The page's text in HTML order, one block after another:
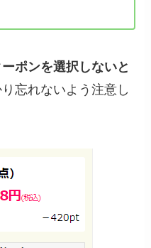
ーポンを選択しないと
忘れないよう注意し